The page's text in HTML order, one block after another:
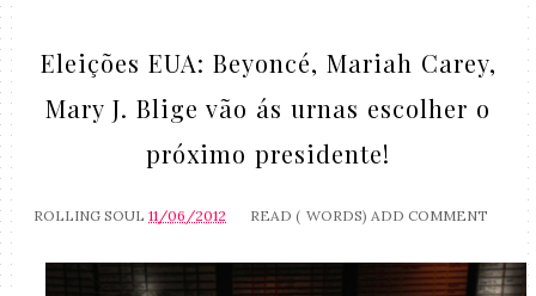
Eleições EUA: Beyoncé, Mariah Carey,
Mary J. Blige vão ás urnas escolher o
próximo presidente!
ROLLING SOUL 11/06/2012 READ ( WORDS) ADD COMMENT